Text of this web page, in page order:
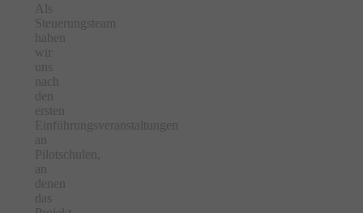
Als
Steuerungsteam
haben
wir
uns
nach
den
ersten
Einführungsveranstaltungen
an
Pilotschulen,
an
denen
das